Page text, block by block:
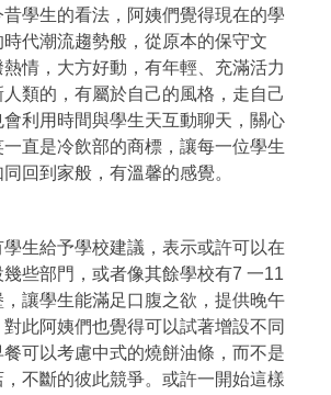
學生的看法，阿姨們覺得現在的學
代潮流趨勢般，從原本的保守文
情，大方好動，有年輕、充滿活力
類的，有屬於自己的風格，走自己
利用時間與學生天互動聊天，關心
直是冷飲部的商標，讓每一位學生
回到家般，有溫馨的感覺。
給予學校建議，表示或許可以在
些部門，或者像其餘學校有7 一11
讓學生能滿足口腹之欲，提供晚午
此阿姨們也覺得可以試著增設不同
可以考慮中式的燒餅油條，而不是
不斷的彼此競爭。或許一開始這樣